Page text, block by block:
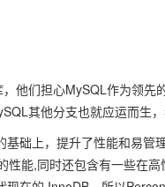
他们担心MySQL作为领先
其他分支也就应运而生，
础上，提升了性能和易管
能,同时还包含有一些在